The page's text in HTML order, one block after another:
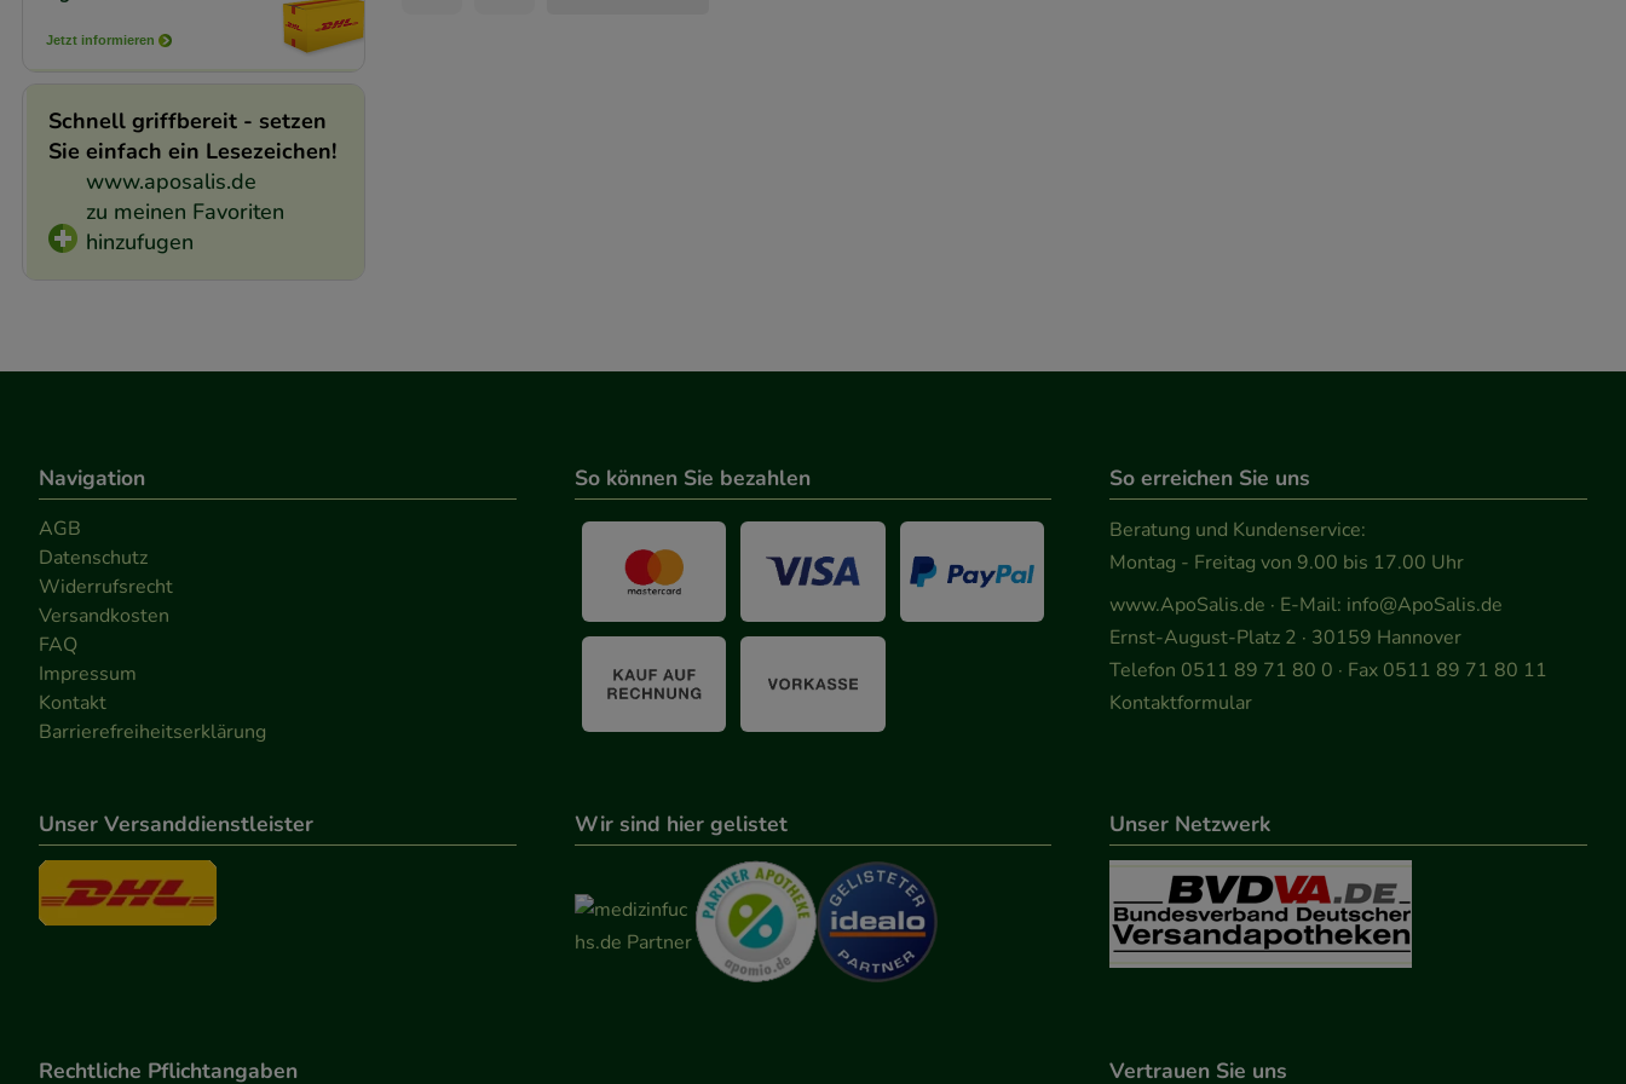
Jetzt informieren
Schnell griffbereit - setzen
Sie einfach ein Lesezeichen!
www.aposalis.de
zu meinen Favoriten
hinzufugen
Navigation
AGB
Datenschutz
Widerrufsrecht
Versandkosten
FAQ
Impressum
Kontakt
Barrierefreiheitserklärung
So können Sie bezahlen So erreichen Sie uns
Beratung und Kundenservice:
Montag - Freitag von 9.00 bis 17.00 Uhr
www.ApoSalis.de · E-Mail: info@ApoSalis.de
Ernst-August-Platz 2 · 30159 Hannover
Telefon 0511 89 71 80 0 · Fax 0511 89 71 80 11
Kontaktformular
Unser Versanddienstleister Wir sind hier gelistet Unser Netzwerk
Rechtliche Pflichtangaben Vertrauen Sie uns